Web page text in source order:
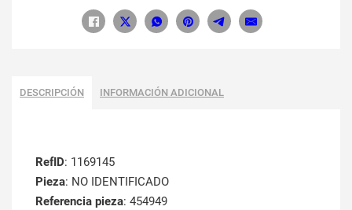
DESCRIPCIÓN INFORMACIÓN ADICIONAL
RefID: 1169145
Pieza: NO IDENTIFICADO
Referencia pieza: 454949